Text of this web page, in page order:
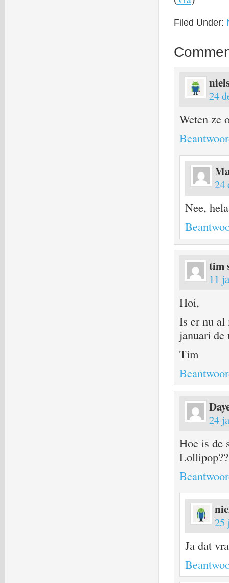
Filed Under:
24
Weten ze
24
Nee,
tim
11
Hoi,
Is er nu al
januari de
Tim
24
Hoe is de
Lollipop??
25
Ja dat